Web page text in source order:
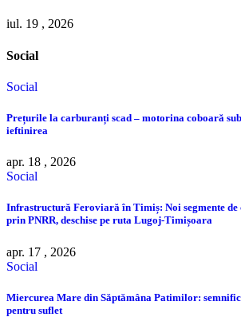
iul. 19 , 2026
Social
Social
Prețurile la carburanți scad – motorina coboară
ieftinirea
apr. 18 , 2026
Social
Infrastructură Feroviară în Timiș: Noi segmente de
prin PNRR, deschise pe ruta Lugoj-Timișoara
apr. 17 , 2026
Social
Miercurea Mare din Săptămâna Patimilor:
pentru suflet